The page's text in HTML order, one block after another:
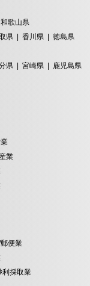
和歌山県
県 香川県
徳島県
県 宮崎県
鹿児島県
業
便業
利採取業